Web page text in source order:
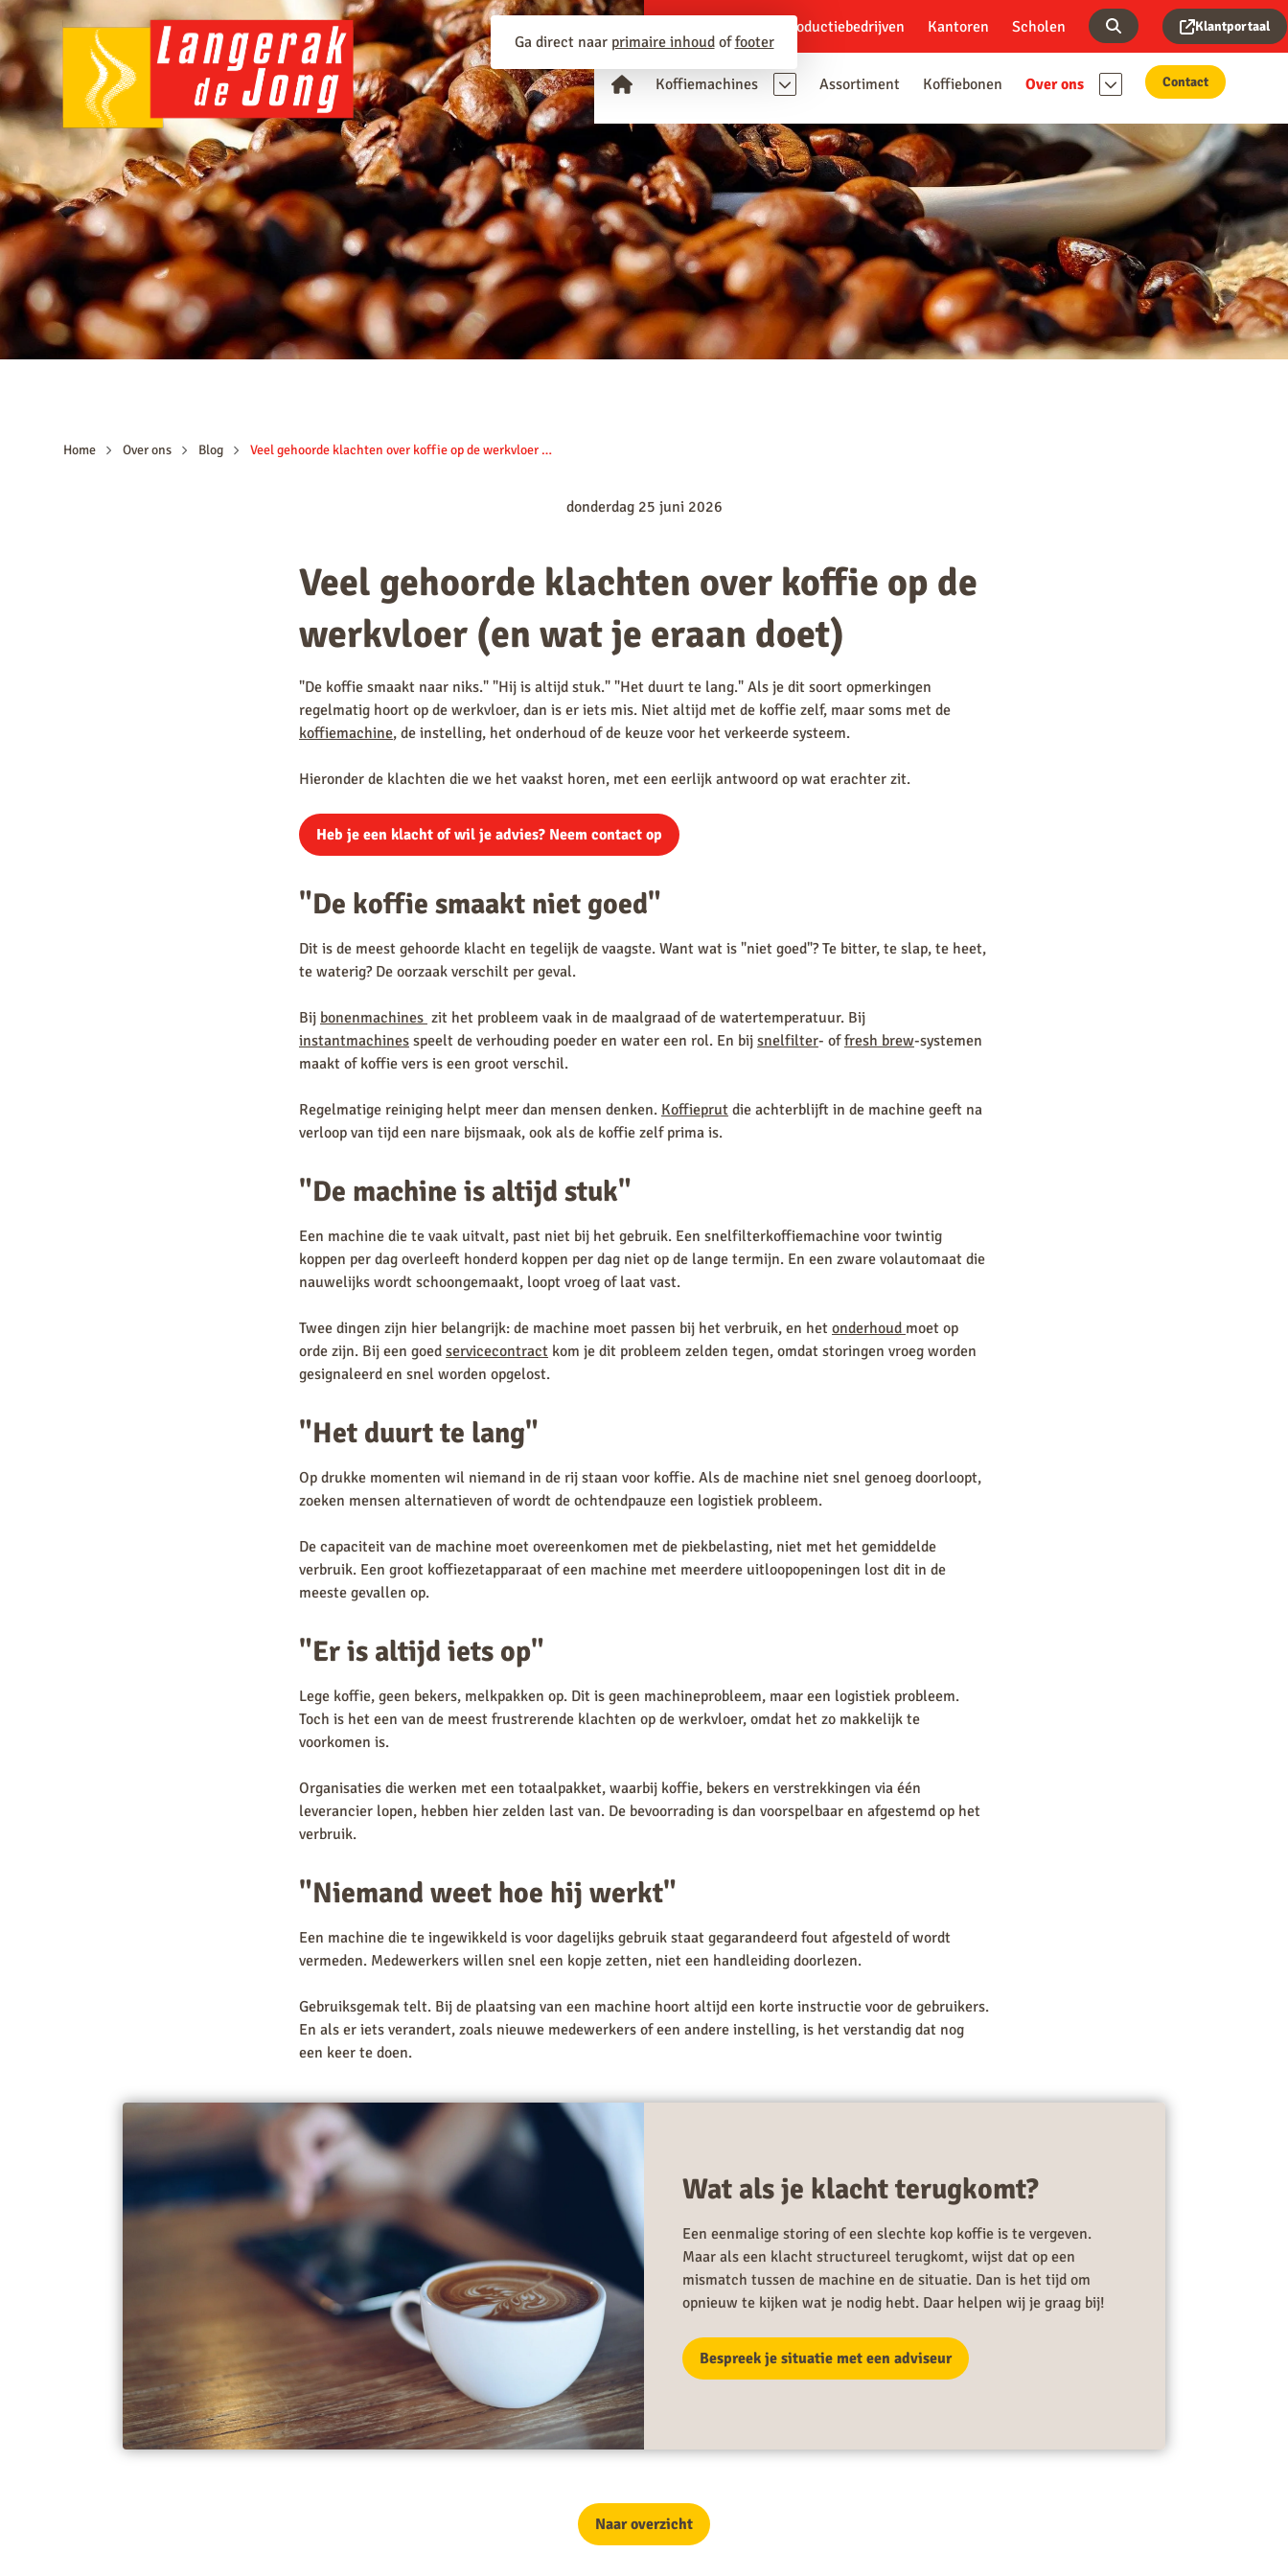
Ga direct naar primaire inhoudoffooter
Productiebedrijven Kantoren Scholen Klantportaal
Koffiemachines
Zetsystemen
Espressobonen
Fresh brew
Instant
Liquid
Snelfilter
Merken
Franke
Assortiment Koffiebonen Over ons
Ons team
Werken bij
Blog
Contact
Home Over ons Blog Veel gehoorde klachten over koffie op de werkvloer (en wat je eraan doet)
donderdag 25 juni 2026
Veel gehoorde klachten over koffie op de
werkvloer (en wat je eraan doet)
"De koffie smaakt naar niks." "Hij is altijd stuk." "Het duurt te lang." Als je dit soort opmerkingen
regelmatig hoort op de werkvloer, dan is er iets mis. Niet altijd met de koffie zelf, maar soms met de
koffiemachine, de instelling, het onderhoud of de keuze voor het verkeerde systeem.
Hieronder de klachten die we het vaakst horen, met een eerlijk antwoord op wat erachter zit.
Heb je een klacht of wil je advies? Neem contact op
"De koffie smaakt niet goed"
Dit is de meest gehoorde klacht en tegelijk de vaagste. Want wat is "niet goed"? Te bitter, te slap, te heet,
te waterig? De oorzaak verschilt per geval.
Bij bonenmachines zit het probleem vaak in de maalgraad of de watertemperatuur. Bij
instantmachines speelt de verhouding poeder en water een rol. En bij snelfilter- offresh brew-systemen
maakt of koffie vers is een groot verschil.
Regelmatige reiniging helpt meer dan mensen denken. Koffieprut die achterblijft in de machine geeft na
verloop van tijd een nare bijsmaak, ook als de koffie zelf prima is.
"De machine is altijd stuk"
Een machine die te vaak uitvalt, past niet bij het gebruik. Een snelfilterkoffiemachine voor twintig
koppen per dag overleeft honderd koppen per dag niet op de lange termijn. En een zware volautomaat die
nauwelijks wordt schoongemaakt, loopt vroeg of laat vast.
Twee dingen zijn hier belangrijk: de machine moet passen bij het verbruik, en het onderhoud moet op
orde zijn. Bij een goed servicecontract kom je dit probleem zelden tegen, omdat storingen vroeg worden
gesignaleerd en snel worden opgelost.
"Het duurt te lang"
Op drukke momenten wil niemand in de rij staan voor koffie. Als de machine niet snel genoeg doorloopt,
zoeken mensen alternatieven of wordt de ochtendpauze een logistiek probleem.
De capaciteit van de machine moet overeenkomen met de piekbelasting, niet met het gemiddelde
verbruik. Een groot koffiezetapparaat of een machine met meerdere uitloopopeningen lost dit in de
meeste gevallen op.
"Er is altijd iets op"
Lege koffie, geen bekers, melkpakken op. Dit is geen machineprobleem, maar een logistiek probleem.
Toch is het een van de meest frustrerende klachten op de werkvloer, omdat het zo makkelijk te
voorkomen is.
Organisaties die werken met een totaalpakket, waarbij koffie, bekers en verstrekkingen via één
leverancier lopen, hebben hier zelden last van. De bevoorrading is dan voorspelbaar en afgestemd op het
verbruik.
"Niemand weet hoe hij werkt"
Een machine die te ingewikkeld is voor dagelijks gebruik staat gegarandeerd fout afgesteld of wordt
vermeden. Medewerkers willen snel een kopje zetten, niet een handleiding doorlezen.
Gebruiksgemak telt. Bij de plaatsing van een machine hoort altijd een korte instructie voor de gebruikers.
En als er iets verandert, zoals nieuwe medewerkers of een andere instelling, is het verstandig dat nog
een keer te doen.
Wat als je klacht terugkomt?
Een eenmalige storing of een slechte kop koffie is te vergeven.
Maar als een klacht structureel terugkomt, wijst dat op een
mismatch tussen de machine en de situatie. Dan is het tijd om
opnieuw te kijken wat je nodig hebt. Daar helpen wij je graag bij!
Bespreek je situatie met een adviseur
Naar overzicht